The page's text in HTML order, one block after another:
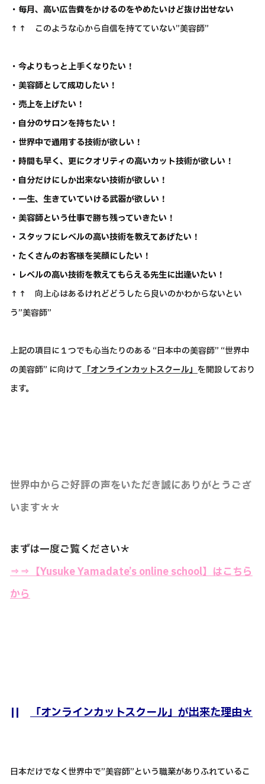
・毎月、高い広告費をかけるのをやめたいけど抜け出せない
↑↑ このような心から自信を持てていない”美容師”
・今よりもっと上手くなりたい！
・美容師として成功したい！
・売上を上げたい！
・自分のサロンを持ちたい！
・世界中で通用する技術が欲しい！
・時間も早く、更にクオリティの高いカット技術が欲しい！
・自分だけにしか出来ない技術が欲しい！
・一生、生きていていける武器が欲しい！
・美容師という仕事で勝ち残っていきたい！
・スタッフにレベルの高い技術を教えてあげたい！
・たくさんのお客様を笑顔にしたい！
・レベルの高い技術を教えてもらえる先生に出逢いたい！
↑↑ 向上心はあるけれどどうしたら良いのかわからないとい
う”美容師”
上記の項目に１つでも心当たりのある “日本中の美容師” “世界中
の美容師” に向けて 「オンラインカットスクール」 を開設しており
ます。
世界中からご好評の声をいただき誠にありがとうござ
います＊＊
まずは一度ご覧ください＊
⇒⇒【Yusuke Yamadate’s online school】はこちら
から
|| 「オンラインカットスクール」が出来た理由＊
日本だけでなく世界中で”美容師”という職業がありふれているこ